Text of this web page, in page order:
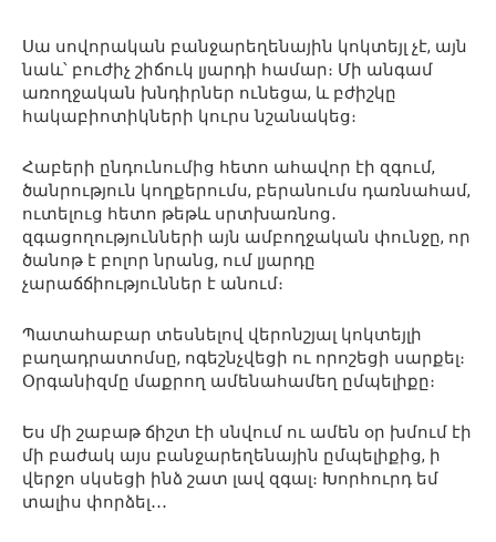
Սա սովորական բանջարեղենային կոկտեյլ չէ, այն
նաև՝ բուժիչ շիճուկ լյարդի համար։ Մի անգամ
առողջական խնդիրներ ունեցա, և բժիշկը
հակաբիոտիկների կուրս նշանակեց։
Հաբերի ընդունումից հետո ահավոր էի զգում,
ծանրություն կողքերումս, բերանումս դառնահամ,
ուտելուց հետո թեթև սրտխառնոց․
զգացողությունների այն ամբողջական փունջը, որ
ծանոթ է բոլոր նրանց, ում լյարդը
չարաճճիություններ է անում։
Պատահաբար տեսնելով վերոնշյալ կոկտեյլի
բաղադրատոմսը, ոգեշնչվեցի ու որոշեցի սարքել։
Օրգանիզմը մաքրող ամենահամեղ ըմպելիքը։
Ես մի շաբաթ ճիշտ էի սնվում ու ամեն օր խմում էի
մի բաժակ այս բանջարեղենային ըմպելիքից, ի
վերջո սկսեցի ինձ շատ լավ զգալ։ Խորհուրդ եմ
տալիս փորձել․․․